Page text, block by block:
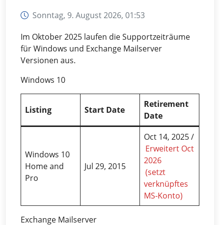
Sonntag, 9. August 2026, 01:53
Im Oktober 2025 laufen die Supportzeiträume
für Windows und Exchange Mailserver
Versionen aus.
Windows 10
Listing Start Date
Retirement
Date
Windows 10
Home and
Pro
Jul 29, 2015
Oct 14, 2025 /
Erweitert Oct
2026
(setzt
verknüpftes
MS-Konto)
Exchange Mailserver